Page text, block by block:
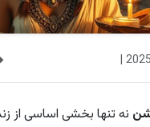
نه تنها بخشی اساسی از